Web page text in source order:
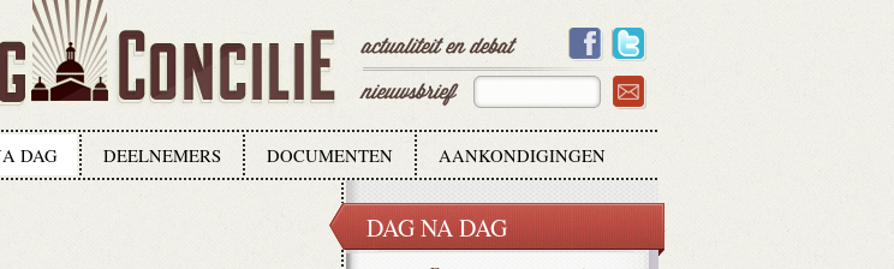
DAG DEELNEMERS DOCUMENTEN AANKONDIGINGEN
DAG NA DAG
1962
DEC
25
1961
Concilie officieel
bijeengeroepen
OKT
30
1961
Grootste atoombom ooit tot